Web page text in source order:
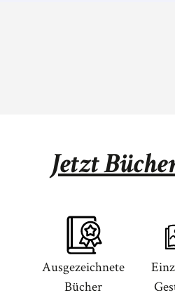
Jetzt
Ausgezeichnete
Bücher